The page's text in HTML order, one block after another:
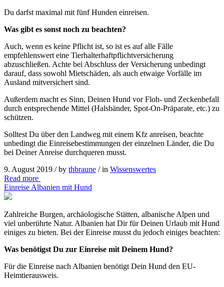
Du darfst maximal mit fünf Hunden einreisen.
Was gibt es sonst noch zu beachten?
Auch, wenn es keine Pflicht ist, so ist es auf alle Fälle
empfehlenswert eine Tierhalterhaftpflichtversicherung
abzuschließen. Achte bei Abschluss der Versicherung unbedingt
darauf, dass sowohl Mietschäden, als auch etwaige Vorfälle im
Ausland mitversichert sind.
Außerdem macht es Sinn, Deinen Hund vor Floh- und Zeckenbefall
durch entsprechende Mittel (Halsbänder, Spot‑On-Präparate, etc.) zu
schützen.
Solltest Du über den Landweg mit einem Kfz anreisen, beachte
unbedingt die Einreisebestimmungen der einzelnen Länder, die Du
bei Deiner Anreise durchqueren musst.
9. August 2019 /by thbraune / in Wissenswertes
Read more
Einreise Albanien mit Hund
Zahlreiche Burgen, archäologische Stätten, albanische Alpen und
viel unberührte Natur. Albanien hat Dir für Deinen Urlaub mit Hund
einiges zu bieten. Bei der Einreise musst du jedoch einiges beachten:
Was benötigst Du zur Einreise mit Deinem Hund?
Für die Einreise nach Albanien benötigt Dein Hund den EU-
Heimtierausweis.